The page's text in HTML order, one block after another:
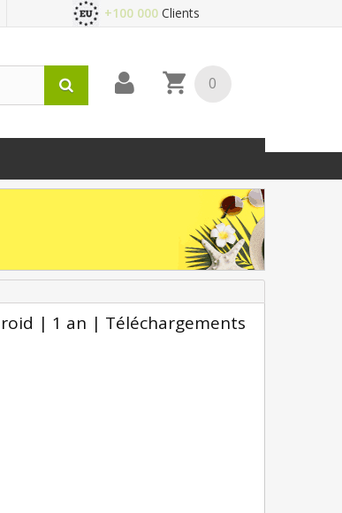
+100 000Clients
0
| 1 an | Téléchargements